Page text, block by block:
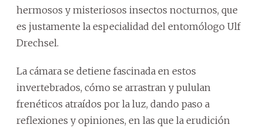
hermosos y misteriosos insectos nocturnos, que
es justamente la especialidad del entomólogo Ulf
Drechsel.
La cámara se detiene fascinada en estos
invertebrados, cómo se arrastran y pululan
frenéticos atraídos por la luz, dando paso a
reflexiones y opiniones, en las que la erudición